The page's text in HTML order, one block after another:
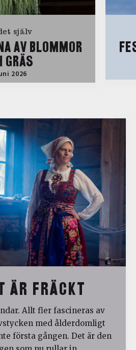
själv
AV BLOMMOR
GRÄS
2026
ÄR FRÄCKT
Allt fler fascineras av
med ålderdomligt
första gången. Det är den